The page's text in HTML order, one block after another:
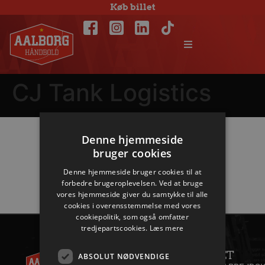
Køb billet
CJ Tank Logistics
Hovedpartnere
HÅNDBOLD
+45 96
ANDET
Denne hjemmeside
bruger cookies
Denne hjemmeside bruger cookies til at
forbedre brugeroplevelsen. Ved at bruge
vores hjemmeside giver du samtykke til alle
cookies i overensstemmelse med vores
cookiepolitik, som også omfatter
tredjepartscookies. Læs mere
ABSOLUT NØDVENDIGE